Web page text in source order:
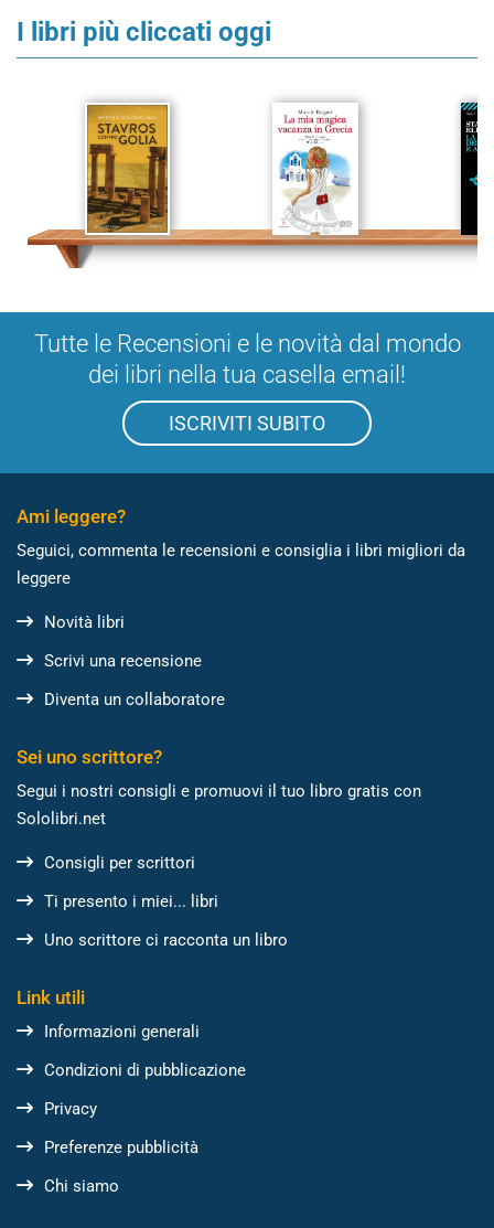
I libri più cliccati oggi
Tutte le Recensioni e le novità dal mondo
dei libri nella tua casella email!
ISCRIVITI SUBITO
Ami leggere?
Seguici, commenta le recensioni e consiglia i libri migliori da
leggere
Novità libri
Scrivi una recensione
Diventa un collaboratore
Sei uno scrittore?
Segui i nostri consigli e promuovi il tuo libro gratis con
Sololibri.net
Consigli per scrittori
Ti presento i miei... libri
Uno scrittore ci racconta un libro
Link utili
Informazioni generali
Condizioni di pubblicazione
Privacy
Preferenze pubblicità
Chi siamo